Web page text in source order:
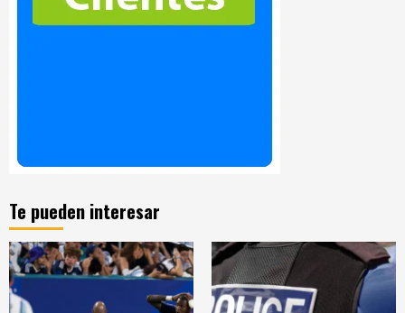
Te pueden interesar